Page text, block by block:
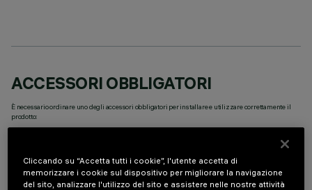
ACCESSORI OBBLIGATORI
È necessario ordinare uno degli accessori obbligatori per installare e utilizzare correttamente il
prodotto:
Cliccando su “Accetta tutti i cookie”, l'utente accetta di
memorizzare i cookie sul dispositivo per migliorare la navigazione
del sito, analizzare l'utilizzo del sito e assistere nelle nostre attività